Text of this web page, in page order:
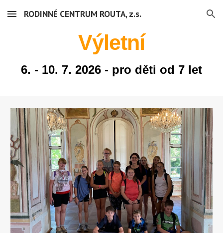
Skip to main content Skip to navigation
RODINNÉ CENTRUM ROUTA, z.s.
Výletní
6. - 10. 7. 2026 - pro děti od 7 let